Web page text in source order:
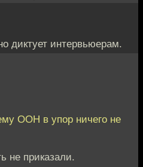
диктует интервьюерам.
ООН в упор ничего не
не приказали.